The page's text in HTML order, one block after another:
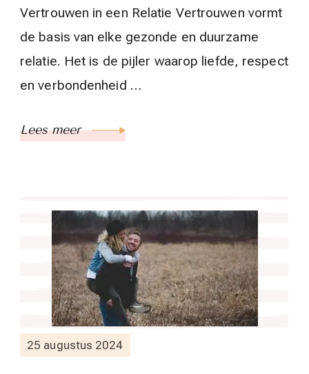
Vertrouwen in een Relatie Vertrouwen vormt
de basis van elke gezonde en duurzame
relatie. Het is de pijler waarop liefde, respect
en verbondenheid …
Lees meer
25 augustus 2024